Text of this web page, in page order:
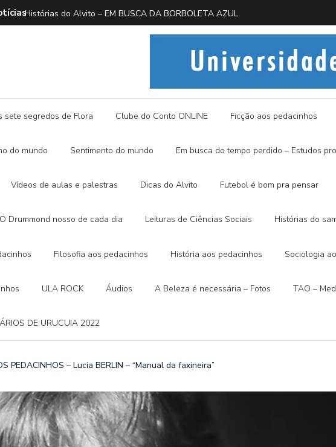
Histórias do Alvito – EM BUSCA DA BORBOLETA AZUL
sete segredos de Flora Clube do Conto ONLINE Ficção aos pedacinhos
do mundo Sentimento do mundo Em busca do tempo perdido – Estudos
Vídeos de aulas e palestras Dicas do Alvito Futebol é bom pra pensar
O Drummond nosso de cada dia Leituras de Ciências Sociais Histórias do
Filosofia aos pedacinhos História aos pedacinhos Sociologia
ULA ROCK Áudios A Beleza é necessária – Fotos TAO –
DE URUCUIA 2022
PEDACINHOS – Lucia BERLIN – “Manual da faxineira”